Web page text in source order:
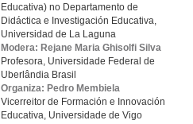
Educativa) no Departamento de
Didáctica e Investigación Educativa,
Universidad de La Laguna
Modera: Rejane Maria Ghisolfi Silva
Profesora, Universidade Federal de
Uberlândia Brasil
Organiza: Pedro Membiela
Vicerreitor de Formación e Innovación
Educativa, Universidade de Vigo